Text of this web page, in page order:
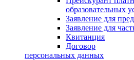
образовательных
Заявление для
Заявление для
Квитанция
Договор
персональных данных